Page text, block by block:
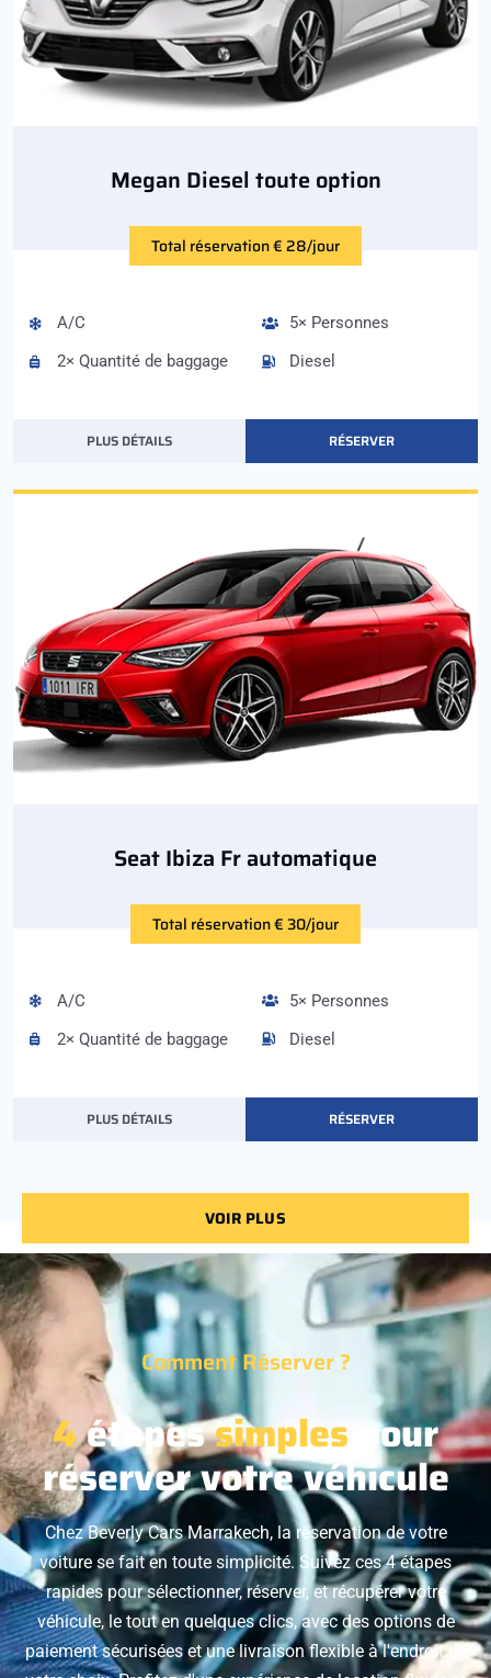
Megan Diesel toute option
Total réservation € 28/jour
A/C
2× Quantité de baggage
5× Personnes
Diesel
PLUS DÉTAILS RÉSERVER
Seat Ibiza Fr automatique
Total réservation € 30/jour
A/C
2× Quantité de baggage
5× Personnes
Diesel
PLUS DÉTAILS RÉSERVER
VOIR PLUS
Comment Réserver ?
4étapessimples pour
réserver votre véhicule
Chez Beverly Cars Marrakech, la réservation de votre
voiture se fait en toute simplicité. Suivez ces 4 étapes
rapides pour sélectionner, réserver, et récupérer votre
véhicule, le tout en quelques clics, avec des options de
paiement sécurisées et une livraison flexible à l'endroit de